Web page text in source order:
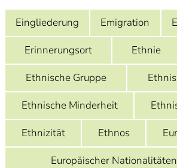
Informationen zur
Barrierefreiheit
Eingliederung Emigration
Erinnerungsort
Ethnie
Ethnische Gruppe
Ethnische Minderheit
Ethnizität
Ethnos
Europäischer